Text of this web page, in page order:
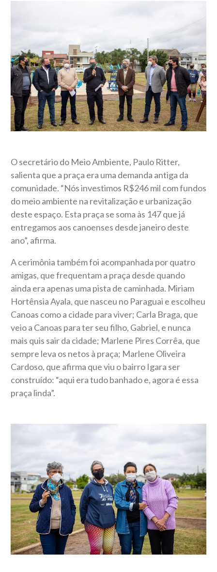
O secretário do Meio Ambiente, Paulo Ritter,
salienta que a praça era uma demanda antiga da
comunidade. “Nós investimos R$246 mil com fundos
do meio ambiente na revitalização e urbanização
deste espaço. Esta praça se soma às 147 que já
entregamos aos canoenses desde janeiro deste
ano”, afirma.
A cerimônia também foi acompanhada por quatro
amigas, que frequentam a praça desde quando
ainda era apenas uma pista de caminhada. Miriam
Hortênsia Ayala, que nasceu no Paraguai e escolheu
Canoas como a cidade para viver; Carla Braga, que
veio a Canoas para ter seu filho, Gabriel, e nunca
mais quis sair da cidade; Marlene Pires Corrêa, que
sempre leva os netos à praça; Marlene Oliveira
Cardoso, que afirma que viu o bairro Igara ser
construído: “aqui era tudo banhado e, agora é essa
praça linda”.